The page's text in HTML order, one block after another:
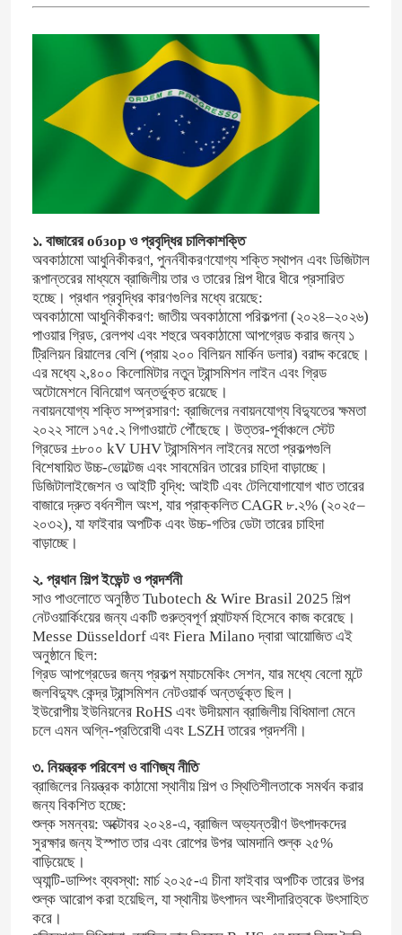
বাড়ি
পণ্য
ভিডিও
১. বাজারের обзор ও প্রবৃদ্ধির চালিকাশক্তি
অবকাঠামো আধুনিকীকরণ, পুনর্নবীকরণযোগ্য শক্তি স্থাপন এবং ডিজিটাল
রূপান্তরের মাধ্যমে ব্রাজিলীয় তার ও তারের শিল্প ধীরে ধীরে প্রসারিত
হচ্ছে। প্রধান প্রবৃদ্ধির কারণগুলির মধ্যে রয়েছে:
অবকাঠামো আধুনিকীকরণ: জাতীয় অবকাঠামো পরিকল্পনা (২০২৪–২০২৬)
পাওয়ার গ্রিড, রেলপথ এবং শহুরে অবকাঠামো আপগ্রেড করার জন্য ১
ট্রিলিয়ন রিয়ালের বেশি (প্রায় ২০০ বিলিয়ন মার্কিন ডলার) বরাদ্দ করেছে।
এর মধ্যে ২,৪০০ কিলোমিটার নতুন ট্রান্সমিশন লাইন এবং গ্রিড
অটোমেশনে বিনিয়োগ অন্তর্ভুক্ত রয়েছে।
নবায়নযোগ্য শক্তি সম্প্রসারণ: ব্রাজিলের নবায়নযোগ্য বিদ্যুতের ক্ষমতা
২০২২ সালে ১৭৫.২ গিগাওয়াটে পৌঁছেছে। উত্তর-পূর্বাঞ্চলে স্টেট
গ্রিডের ±৮০০ kV UHV ট্রান্সমিশন লাইনের মতো প্রকল্পগুলি
বিশেষায়িত উচ্চ-ভোল্টেজ এবং সাবমেরিন তারের চাহিদা বাড়াচ্ছে।
ডিজিটালাইজেশন ও আইটি বৃদ্ধি: আইটি এবং টেলিযোগাযোগ খাত তারের
বাজারে দ্রুত বর্ধনশীল অংশ, যার প্রাক্কলিত CAGR ৮.২% (২০২৫–
২০৩২), যা ফাইবার অপটিক এবং উচ্চ-গতির ডেটা তারের চাহিদা
বাড়াচ্ছে।
২. প্রধান শিল্প ইভেন্ট ও প্রদর্শনী
সাও পাওলোতে অনুষ্ঠিত Tubotech & Wire Brasil 2025 শিল্প
নেটওয়ার্কিংয়ের জন্য একটি গুরুত্বপূর্ণ প্ল্যাটফর্ম হিসেবে কাজ করেছে।
Messe Düsseldorf এবং Fiera Milano দ্বারা আয়োজিত এই
অনুষ্ঠানে ছিল:
গ্রিড আপগ্রেডের জন্য প্রকল্প ম্যাচমেকিং সেশন, যার মধ্যে বেলো মন্টে
জলবিদ্যুৎ কেন্দ্র ট্রান্সমিশন নেটওয়ার্ক অন্তর্ভুক্ত ছিল।
ইউরোপীয় ইউনিয়নের RoHS এবং উদীয়মান ব্রাজিলীয় বিধিমালা মেনে
চলে এমন অগ্নি-প্রতিরোধী এবং LSZH তারের প্রদর্শনী।
৩. নিয়ন্ত্রক পরিবেশ ও বাণিজ্য নীতি
ব্রাজিলের নিয়ন্ত্রক কাঠামো স্থানীয় শিল্প ও স্থিতিশীলতাকে সমর্থন করার
জন্য বিকশিত হচ্ছে:
শুল্ক সমন্বয়: অক্টোবর ২০২৪-এ, ব্রাজিল অভ্যন্তরীণ উৎপাদকদের
সুরক্ষার জন্য ইস্পাত তার এবং রোপের উপর আমদানি শুল্ক ২৫%
বাড়িয়েছে।
অ্যান্টি-ডাম্পিং ব্যবস্থা: মার্চ ২০২৫-এ চীনা ফাইবার অপটিক তারের উপর
শুল্ক আরোপ করা হয়েছিল, যা স্থানীয় উৎপাদন অংশীদারিত্বকে উৎসাহিত
করে।